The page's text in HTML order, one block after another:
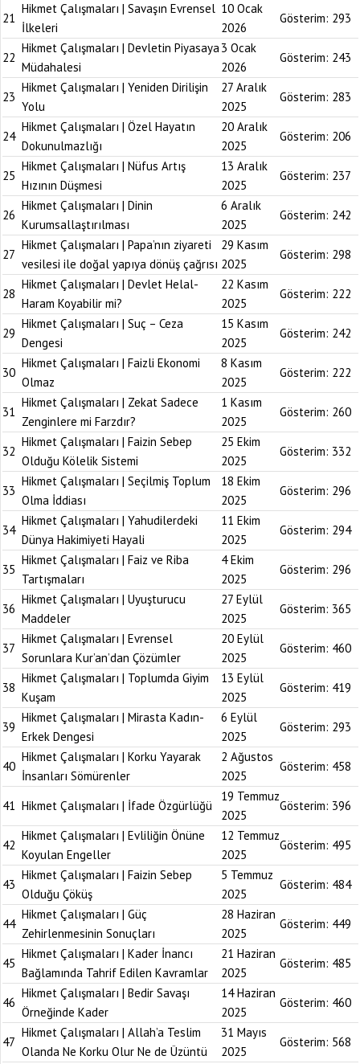
21
Hikmet Çalışmaları | Savaşın Evrensel
İlkeleri
10 Ocak
2026
Gösterim: 293
22
Hikmet Çalışmaları | Devletin Piyasaya
Müdahalesi
3 Ocak
2026
Gösterim: 243
23
Hikmet Çalışmaları | Yeniden Dirilişin
Yolu
27 Aralık
2025
Gösterim: 283
24
Hikmet Çalışmaları | Özel Hayatın
Dokunulmazlığı
20 Aralık
2025
Gösterim: 206
25
Hikmet Çalışmaları | Nüfus Artış
Hızının Düşmesi
13 Aralık
2025
Gösterim: 237
26
Hikmet Çalışmaları | Dinin
Kurumsallaştırılması
6 Aralık
2025
Gösterim: 242
27
Hikmet Çalışmaları | Papa’nın ziyareti
vesilesi ile doğal yapıya dönüş çağrısı
29 Kasım
2025
Gösterim: 298
28
Hikmet Çalışmaları | Devlet Helal-
Haram Koyabilir mi?
22 Kasım
2025
Gösterim: 222
29
Hikmet Çalışmaları | Suç – Ceza
Dengesi
15 Kasım
2025
Gösterim: 242
30
Hikmet Çalışmaları | Faizli Ekonomi
Olmaz
8 Kasım
2025
Gösterim: 222
31
Hikmet Çalışmaları | Zekat Sadece
Zenginlere mi Farzdır?
1 Kasım
2025
Gösterim: 260
32
Hikmet Çalışmaları | Faizin Sebep
Olduğu Kölelik Sistemi
25 Ekim
2025
Gösterim: 332
33
Hikmet Çalışmaları | Seçilmiş Toplum
Olma İddiası
18 Ekim
2025
Gösterim: 296
34
Hikmet Çalışmaları | Yahudilerdeki
Dünya Hakimiyeti Hayali
11 Ekim
2025
Gösterim: 294
35
Hikmet Çalışmaları | Faiz ve Riba
Tartışmaları
4 Ekim
2025
Gösterim: 296
36
Hikmet Çalışmaları | Uyuşturucu
Maddeler
27 Eylül
2025
Gösterim: 365
37
Hikmet Çalışmaları | Evrensel
Sorunlara Kur’an’dan Çözümler
20 Eylül
2025
Gösterim: 460
38
Hikmet Çalışmaları | Toplumda Giyim
Kuşam
13 Eylül
2025
Gösterim: 419
39
Hikmet Çalışmaları | Mirasta Kadın-
Erkek Dengesi
6 Eylül
2025
Gösterim: 293
40
Hikmet Çalışmaları | Korku Yayarak
İnsanları Sömürenler
2 Ağustos
2025
Gösterim: 458
41 Hikmet Çalışmaları | İfade Özgürlüğü
19 Temmuz
2025
Gösterim: 396
42
Hikmet Çalışmaları | Evliliğin Önüne
Koyulan Engeller
12 Temmuz
2025
Gösterim: 495
43
Hikmet Çalışmaları | Faizin Sebep
Olduğu Çöküş
5 Temmuz
2025
Gösterim: 484
44
Hikmet Çalışmaları | Güç
Zehirlenmesinin Sonuçları
28 Haziran
2025
Gösterim: 449
45
Hikmet Çalışmaları | Kader İnancı
Bağlamında Tahrif Edilen Kavramlar
21 Haziran
2025
Gösterim: 485
46
Hikmet Çalışmaları | Bedir Savaşı
Örneğinde Kader
14 Haziran
2025
Gösterim: 460
47
Hikmet Çalışmaları | Allah’a Teslim
Olanda Ne Korku Olur Ne de Üzüntü
31 Mayıs
2025
Gösterim: 568